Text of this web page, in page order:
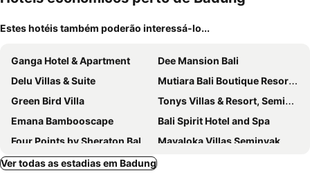
Estes hotéis também poderão interessá-lo...
Ganga Hotel & Apartment
Dee Mansion Bali
Delu Villas & Suite
Mutiara Bali Boutique Resort Villas & Spa
Green Bird Villa
Tonys Villas & Resort, Seminyak - Bali
Emana Bambooscape
Bali Spirit Hotel and Spa
Four Points by Sheraton Bali, Seminyak
Mayaloka Villas Seminyak
Catur Adi Putra Hotel
Ver todas as estadias em Badung